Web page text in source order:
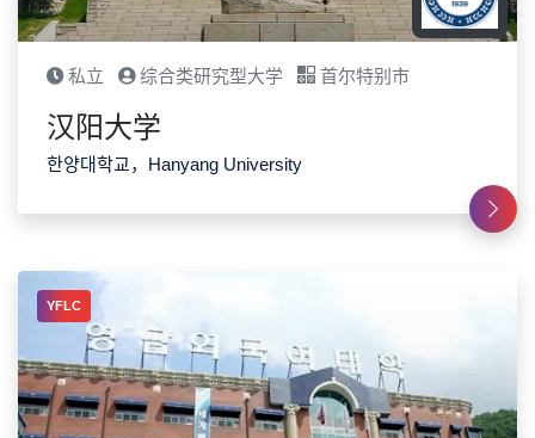
私立 综合类研究型大学 首尔特别市
汉阳大学
한양대학교，Hanyang University
YFLC